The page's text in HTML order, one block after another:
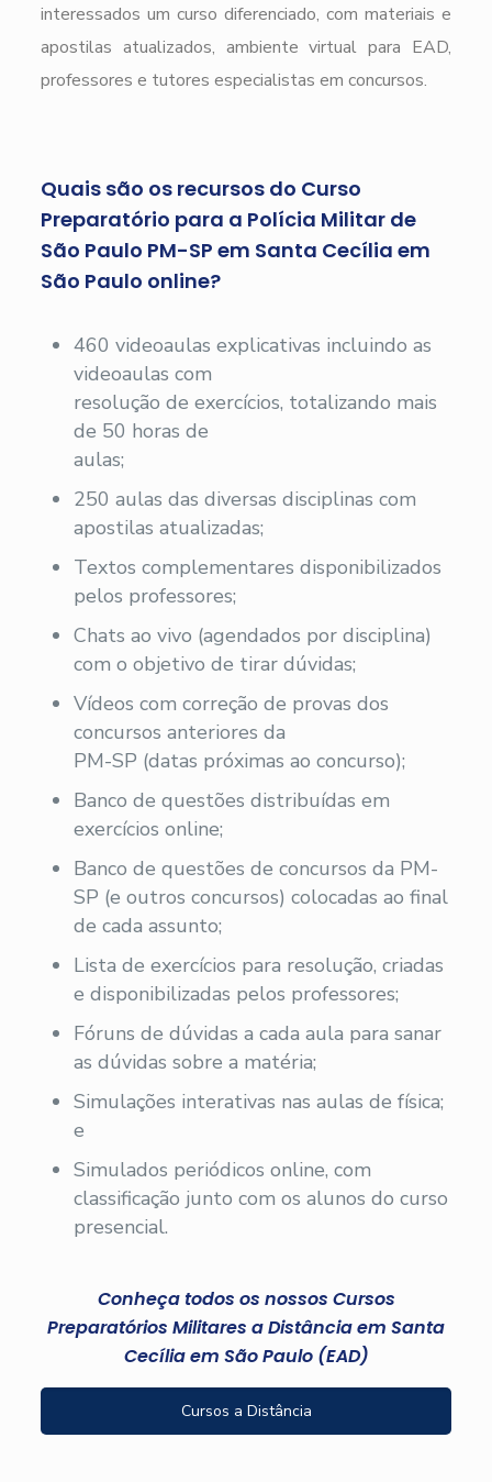
interessados um curso diferenciado, com materiais e
apostilas atualizados, ambiente virtual para EAD,
professores e tutores especialistas em concursos.
Quais são os recursos do Curso
Preparatório para a Polícia Militar de
São Paulo PM-SP em Santa Cecília em
São Paulo online?
460 videoaulas explicativas incluindo as
videoaulas com
resolução de exercícios, totalizando mais
de 50 horas de
aulas;
250 aulas das diversas disciplinas com
apostilas atualizadas;
Textos complementares disponibilizados
pelos professores;
Chats ao vivo (agendados por disciplina)
com o objetivo de tirar dúvidas;
Vídeos com correção de provas dos
concursos anteriores da
PM-SP (datas próximas ao concurso);
Banco de questões distribuídas em
exercícios online;
Banco de questões de concursos da PM-
SP (e outros concursos) colocadas ao final
de cada assunto;
Lista de exercícios para resolução, criadas
e disponibilizadas pelos professores;
Fóruns de dúvidas a cada aula para sanar
as dúvidas sobre a matéria;
Simulações interativas nas aulas de física;
e
Simulados periódicos online, com
classificação junto com os alunos do curso
presencial.
Conheça todos os nossos Cursos
Preparatórios Militares a Distância em Santa
Cecília em São Paulo (EAD)
Cursos a Distância